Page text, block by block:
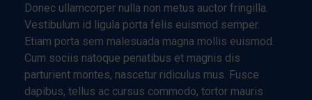
Donec ullamcorper nulla non metus auctor fringilla.
Vestibulum id ligula porta felis euismod semper.
Etiam porta sem malesuada magna mollis euismod.
Cum sociis natoque penatibus et magnis dis
parturient montes, nascetur ridiculus mus. Fusce
dapibus, tellus ac cursus commodo, tortor mauris